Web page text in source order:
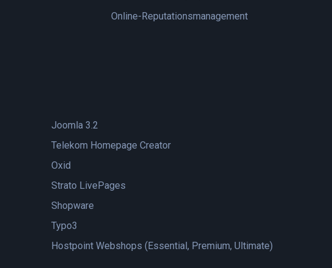
Online-Reputationsmanagement
Joomla 3.2
Telekom Homepage Creator
Oxid
Strato LivePages
Shopware
Typo3
Hostpoint Webshops (Essential, Premium, Ultimate)